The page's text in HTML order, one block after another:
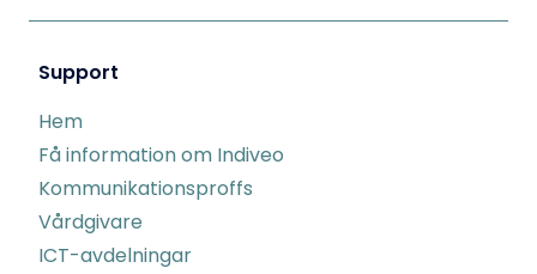
Support
Hem
Få information om Indiveo
Kommunikationsproffs
Vårdgivare
ICT-avdelningar